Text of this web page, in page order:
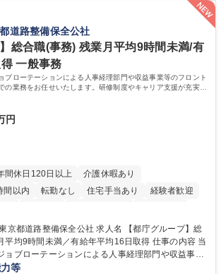
、あなたの経験に合わせて不足している部分はいつ
境が整っているため、安心して成長できます。 募
事・総務◆賞与5ヶ月◆年休120日◆残業少なめ◆
らず、社内規定や人事制度の改定など会社のコア業
自身の成長と組織への貢献度をダイレクトに実感で
週1日リモート可など、ワークライフバランスを保
です。 「これまでの幅広い経験を活かし、長期的な
いう前向きな意欲と挑戦を全力で応援します。 学
大学 高専 短大 専修学校 高校 語学力： 資格：日商
検定2級 日商簿記検定3級
道路整備保全公社
】総合職(事務) 残業月平均9時間未満/有
一般事務
ブローテーションによる人事経理部門や収益事業等のフロント
の業務をお任せいたします。研修制度やキャリア支援が充実し
細
円
間休日120日以上
介護休暇あり
間以内
転勤なし 住宅手当あり
経験者歓迎
り
得手当あり 食事補助あり
保全公社 求人名 【都庁グループ】総
時間未満／有給年平均16日取得 仕事の内容 当
ョブローテーションによる人事経理部門や収益事業
署等幅広い部署での業務をお任せいたします。研修
等